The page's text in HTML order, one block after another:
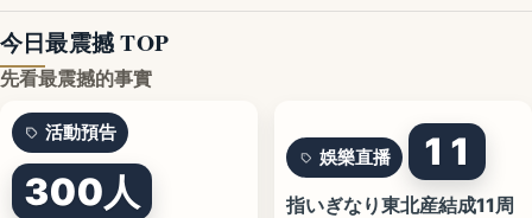
今日最震撼 TOP
先看最震撼的事實
活動預告
300人
娛樂直播 11
指いぎなり東北産結成11周